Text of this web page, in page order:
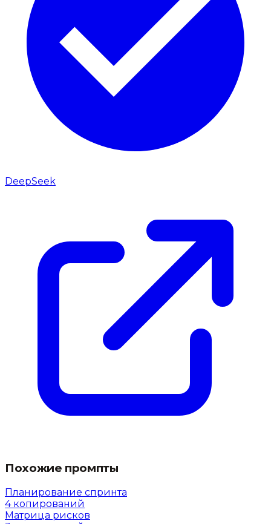
DeepSeek
Похожие промпты
Планирование спринта
4копирований
Матрица рисков